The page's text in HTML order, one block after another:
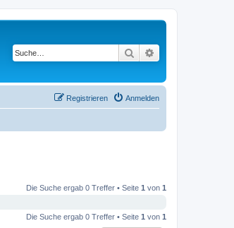
Suche
Anmelden
Registrieren
Die Suche ergab 0 Treffer • Seite 1 von 1
Die Suche ergab 0 Treffer • Seite 1 von 1